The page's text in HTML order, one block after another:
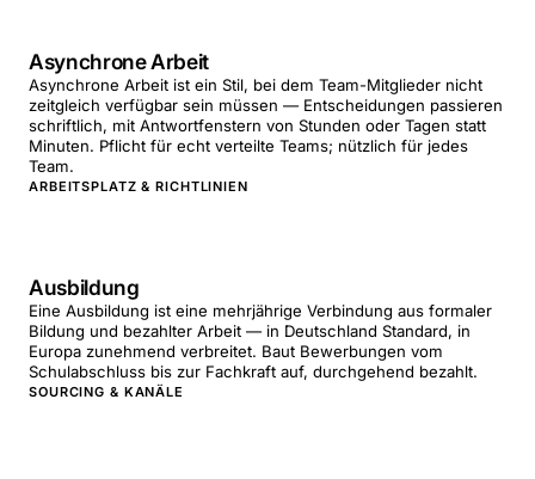
Asynchrone Arbeit
Asynchrone Arbeit ist ein Stil, bei dem Team-Mitglieder nicht
zeitgleich verfügbar sein müssen — Entscheidungen passieren
schriftlich, mit Antwortfenstern von Stunden oder Tagen statt
Minuten. Pflicht für echt verteilte Teams; nützlich für jedes
Team.
ARBEITSPLATZ & RICHTLINIEN
Ausbildung
Eine Ausbildung ist eine mehrjährige Verbindung aus formaler
Bildung und bezahlter Arbeit — in Deutschland Standard, in
Europa zunehmend verbreitet. Baut Bewerbungen vom
Schulabschluss bis zur Fachkraft auf, durchgehend bezahlt.
SOURCING & KANÄLE